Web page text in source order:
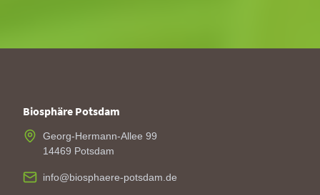
Biosphäre Potsdam
Georg-Hermann-Allee 99
14469 Potsdam
info@biosphaere-potsdam.de